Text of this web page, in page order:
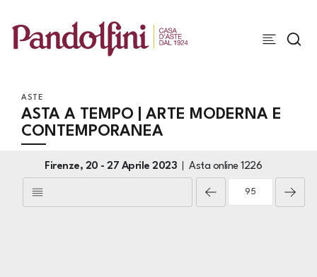
ASTE
ASTA A TEMPO | ARTE MODERNA E
CONTEMPORANEA
Firenze, 20 - 27 Aprile 2023 Asta online 1226